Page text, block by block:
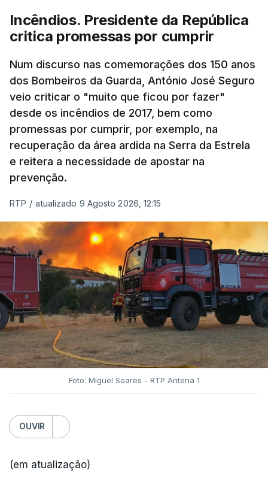
Incêndios. Presidente da República
critica promessas por cumprir
Num discurso nas comemorações dos 150 anos
dos Bombeiros da Guarda, António José Seguro
veio criticar o "muito que ficou por fazer"
desde os incêndios de 2017, bem como
promessas por cumprir, por exemplo, na
recuperação da área ardida na Serra da Estrela
e reitera a necessidade de apostar na
prevenção.
RTP / atualizado 9 Agosto 2026, 12:15
Foto: Miguel Soares - RTP Antena 1
OUVIR
(em atualização)